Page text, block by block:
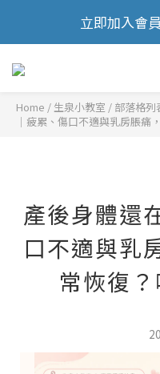
🎉 歡慶88節，
立即加入會
🎉 歡慶88節，
Home / 部落格列
｜疲累、傷口不適與乳房脹痛
產後身體還
口不適與乳
常恢復